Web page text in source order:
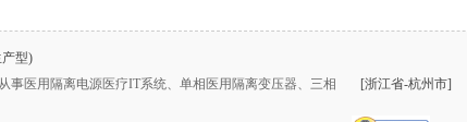
型)
事医用隔离电源医疗IT系统、单相医用隔离变压器、三相
[浙江省-杭州市]